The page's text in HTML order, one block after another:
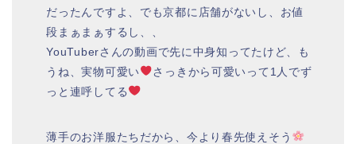
だったんですよ、でも京都に店舗がないし、お値
段まぁまぁするし、、
YouTuberさんの動画で先に中身知ってたけど、も
うね、実物可愛い
さっきから可愛いって1人でず
っと連呼してる
薄手のお洋服たちだから、今より春先使えそう